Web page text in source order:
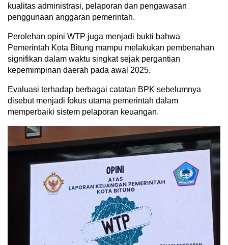
kualitas administrasi, pelaporan dan pengawasan
penggunaan anggaran pemerintah.
Perolehan opini WTP juga menjadi bukti bahwa
Pemerintah Kota Bitung mampu melakukan pembenahan
signifikan dalam waktu singkat sejak pergantian
kepemimpinan daerah pada awal 2025.
Evaluasi terhadap berbagai catatan BPK sebelumnya
disebut menjadi fokus utama pemerintah dalam
memperbaiki sistem pelaporan keuangan.